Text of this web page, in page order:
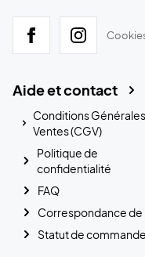
Aide et contact
Conditions
Ventes (CGV)
Politique de
confidentialité
FAQ
Correspondance de
Statut de commande